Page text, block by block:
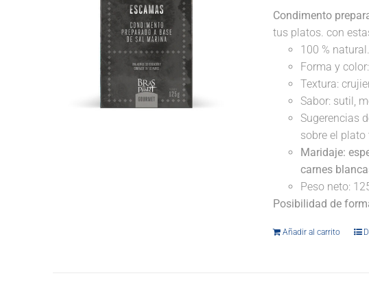
Condimento
tus platos. con
100 %
Forma y
Textura:
Sabor: sutil,
Sugerencias
sobre el plato
Maridaje:
carnes
Peso neto:
Posibilidad de
Añadir al carrito